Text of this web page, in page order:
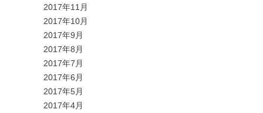
2017年11月
2017年10月
2017年9月
2017年8月
2017年7月
2017年6月
2017年5月
2017年4月